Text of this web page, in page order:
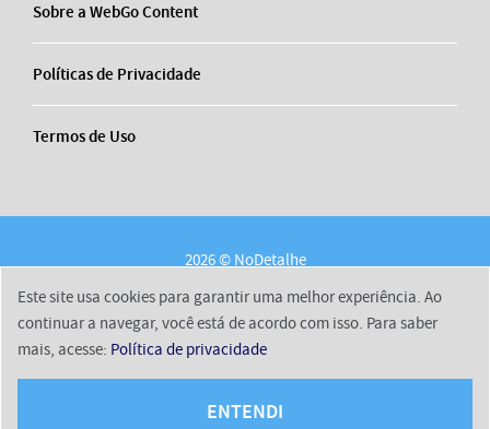
Sobre a WebGo Content
Políticas de Privacidade
Termos de Uso
2026 © NoDetalhe
Sobre a WebGo Content
Políticas de Privacidade
Termos de Uso
Este site usa cookies para garantir uma melhor experiência. Ao
continuar a navegar, você está de acordo com isso. Para saber
mais, acesse: Política de privacidade
ENTENDI